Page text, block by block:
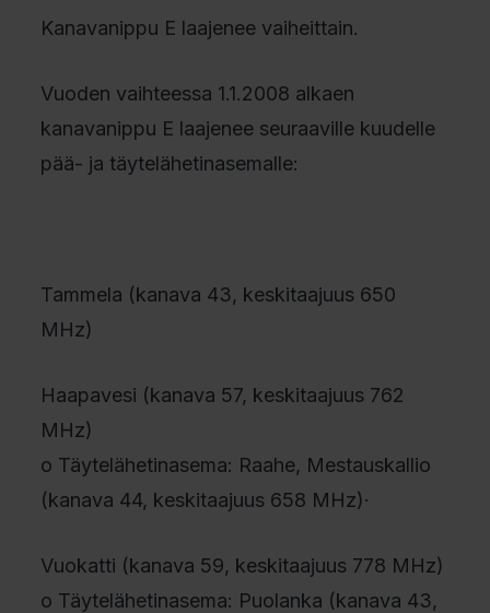
Kanavanippu E laajenee vaiheittain.
Vuoden vaihteessa 1.1.2008 alkaen
kanavanippu E laajenee seuraaville kuudelle
pää- ja täytelähetinasemalle:
Tammela (kanava 43, keskitaajuus 650
MHz)
Haapavesi (kanava 57, keskitaajuus 762
MHz)
o Täytelähetinasema: Raahe, Mestauskallio
(kanava 44, keskitaajuus 658 MHz)·
Vuokatti (kanava 59, keskitaajuus 778 MHz)
o Täytelähetinasema: Puolanka (kanava 43,